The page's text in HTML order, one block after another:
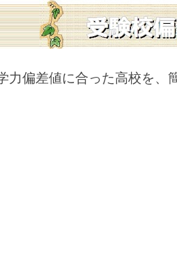
力偏差値に合った高校を、